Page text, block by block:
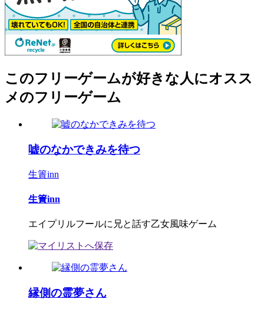
このフリーゲームが好きな人にオスス
メのフリーゲーム
嘘のなかできみを待つ
生簀inn
生簀inn
エイプリルフールに兄と話す乙女風味ゲーム
縁側の霊夢さん